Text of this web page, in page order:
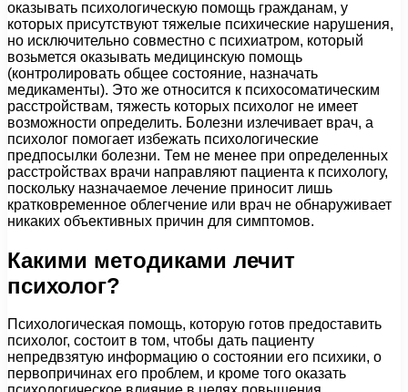
оказывать психологическую помощь гражданам, у
которых присутствуют тяжелые психические нарушения,
но исключительно совместно с психиатром, который
возьмется оказывать медицинскую помощь
(контролировать общее состояние, назначать
медикаменты). Это же относится к психосоматическим
расстройствам, тяжесть которых психолог не имеет
возможности определить. Болезни излечивает врач, а
психолог помогает избежать психологические
предпосылки болезни. Тем не менее при определенных
расстройствах врачи направляют пациента к психологу,
поскольку назначаемое лечение приносит лишь
кратковременное облегчение или врач не обнаруживает
никаких объективных причин для симптомов.
Какими методиками лечит
психолог?
Психологическая помощь, которую готов предоставить
психолог, состоит в том, чтобы дать пациенту
непредвзятую информацию о состоянии его психики, о
первопричинах его проблем, и кроме того оказать